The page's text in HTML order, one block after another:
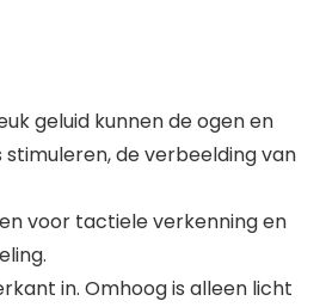
geluid kunnen de ogen en
de verbeelding van
voor tactiele verkenning en
in. Omhoog is alleen licht